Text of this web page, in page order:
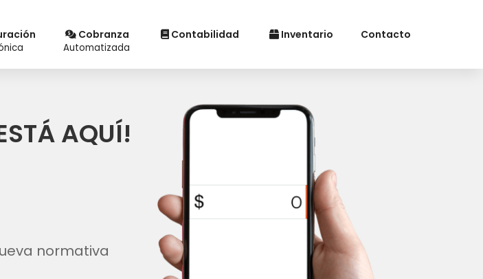
Cobranza
Automatizada
Contabilidad Inventario Contacto
AQUÍ!
normativa